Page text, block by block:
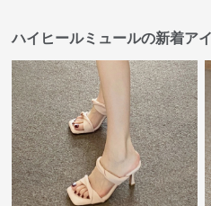
ハイヒールミュールの新着ア